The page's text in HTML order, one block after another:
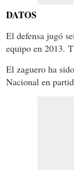
DATOS
El defensa jugó
equipo en 2013.
El zaguero ha
Nacional en